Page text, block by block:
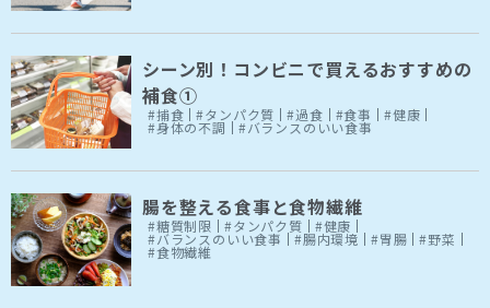
シーン別！コンビニで買えるおすすめの
補食①
#捕食 #タンパク質 #過食 #食事 #健康
#身体の不調 #バランスのいい食事
腸を整える食事と食物繊維
#糖質制限 #タンパク質 #健康
#バランスのいい食事 #腸内環境 #胃腸 #野菜
#食物繊維